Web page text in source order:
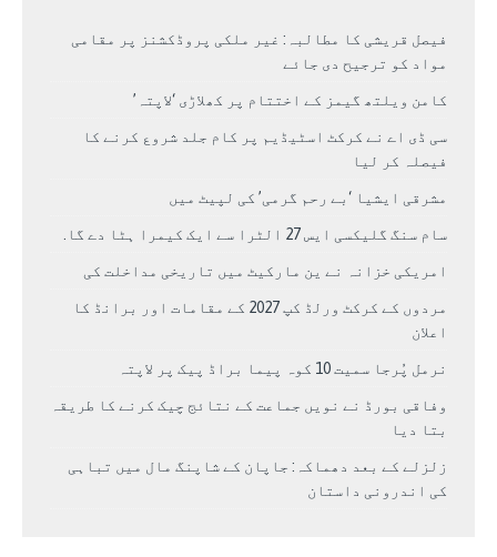
فیصل قریشی کا مطالبہ: غیر ملکی پروڈکشنز پر مقامی
مواد کو ترجیح دی جائے
کامن ویلتھ گیمز کے اختتام پر کھلاڑی ‘لاپتہ’
سی ڈی اے نے کرکٹ اسٹیڈیم پر کام جلد شروع کرنے کا
فیصلہ کر لیا
مشرقی ایشیا ‘بے رحم گرمی’ کی لپیٹ میں
سام سنگ گلیکسی ایس 27 الٹرا سے ایک کیمرا ہٹا دے گا.
امریکی خزانہ نے ین مارکیٹ میں تاریخی مداخلت کی
مردوں کے کرکٹ ورلڈ کپ 2027 کے مقامات اور برانڈ کا
اعلان
نرمل پُرجا سمیت 10 کوہ پیما براڈ پیک پر لاپتہ
وفاقی بورڈ نے نویں جماعت کے نتائج چیک کرنے کا طریقہ
بتا دیا
زلزلے کے بعد دھماکہ: جاپان کے شاپنگ مال میں تباہی
کی اندرونی داستان